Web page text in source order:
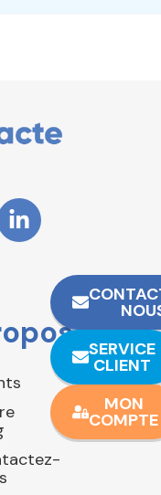
SERVICE
CLIENT
MON
COMPTE